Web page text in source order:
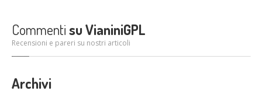
Commentisu VianiniGPL
Recensioni e pareri su nostri articoli
Archivi